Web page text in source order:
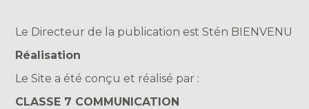
Le Directeur de la publication est Stén BIENVENU
Réalisation
Le Site a été conçu et réalisé par :
CLASSE 7 COMMUNICATION